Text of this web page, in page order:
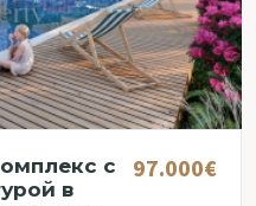
с
в
97.000€